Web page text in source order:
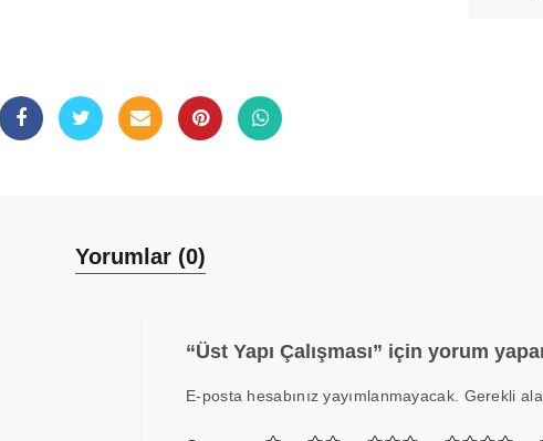
Yorumlar (0)
“Üst Yapı Çalışması” için yorum
E-posta hesabınız yayımlanmayacak. Gerekli